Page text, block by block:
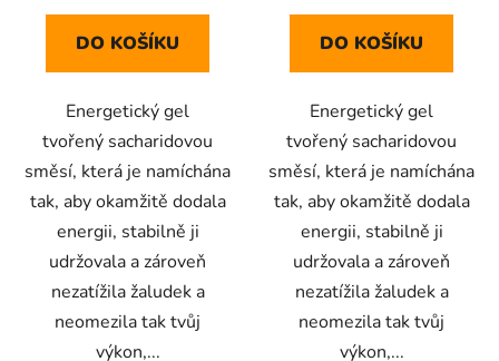
DO KOŠÍKU
Energetický gel
tvořený sacharidovou
směsí, která je namíchána
tak, aby okamžitě dodala
energii, stabilně ji
udržovala a zároveň
nezatížila žaludek a
neomezila tak tvůj
výkon,...
DO KOŠÍKU
Energetický gel
tvořený sacharidovou
směsí, která je namíchána
tak, aby okamžitě dodala
energii, stabilně ji
udržovala a zároveň
nezatížila žaludek a
neomezila tak tvůj
výkon,...